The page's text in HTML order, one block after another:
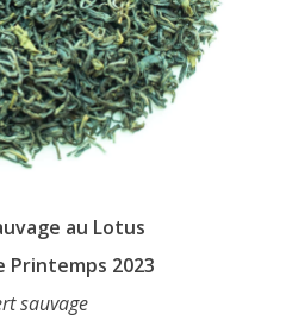
au Lotus
Printemps 2023
sauvage